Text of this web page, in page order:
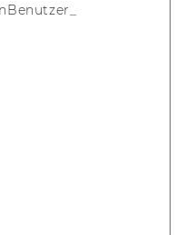
Casinos Austria AG,
Vizepräsident des
der Österreichische
ROTHENSTEINER
Walter, Dr.,
Raiffeisen